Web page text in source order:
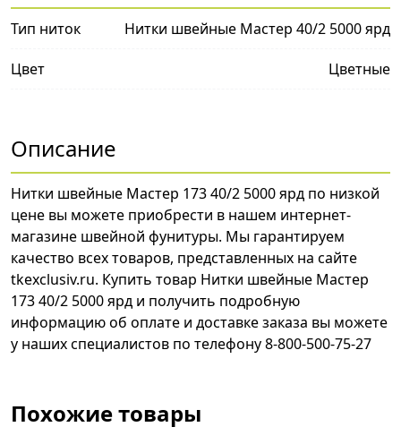
Тип ниток Нитки швейные Мастер 40/2 5000 ярд
Цвет Цветные
Описание
Нитки швейные Мастер 173 40/2 5000 ярд по низкой
цене вы можете приобрести в нашем интернет-
магазине швейной фунитуры. Мы гарантируем
качество всех товаров, представленных на сайте
tkexclusiv.ru. Купить товар Нитки швейные Мастер
173 40/2 5000 ярд и получить подробную
информацию об оплате и доставке заказа вы можете
у наших специалистов по телефону 8-800-500-75-27
Похожие товары